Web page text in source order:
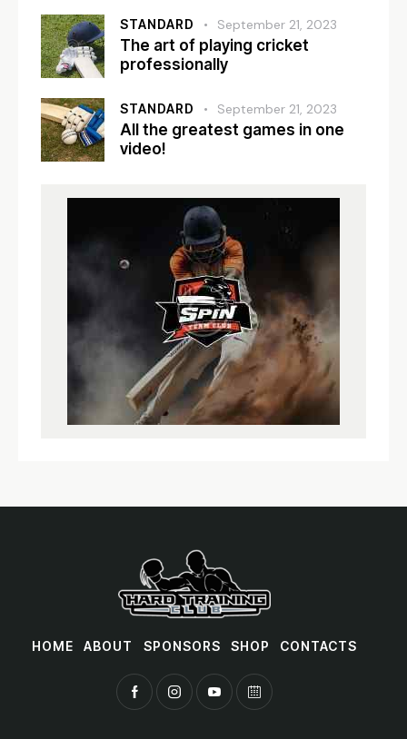
STANDARD September 21, 2023
The art of playing cricket
professionally
STANDARD September 21, 2023
All the greatest games in one
video!
HOME ABOUT SPONSORS SHOP CONTACTS